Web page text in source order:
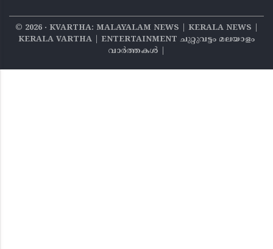
© 2026‧ KVARTHA: MALAYALAM NEWS | KERALA NEWS |
KERALA VARTHA | ENTERTAINMENT ചുറ്റുവട്ടം മലയാളം
വാര്‍ത്തകൾ |